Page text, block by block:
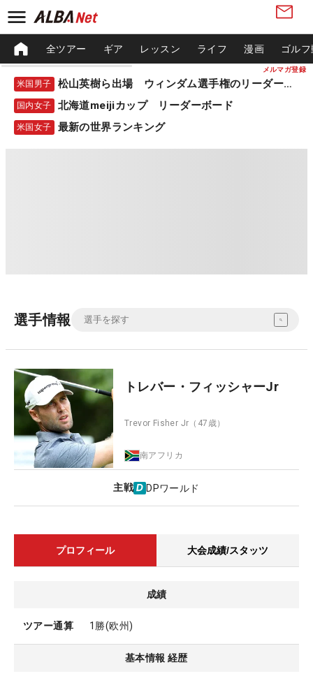
メルマガ登録
全ツアー ギア レッスン ライフ 漫画 ゴル
米国男子 松山英樹ら出場 ウィンダム選手権のリーダーボード
国内女子 北海道meijiカップ リーダーボード
米国女子 最新の世界ランキング
選手情報
トレバー・フィッシャーJr
Trevor Fisher Jr （47歳）
南アフリカ
主戦 DPワールド
プロフィール 大会成績/スタッツ
成績
ツアー通算 1勝(欧州)
基本情報 経歴